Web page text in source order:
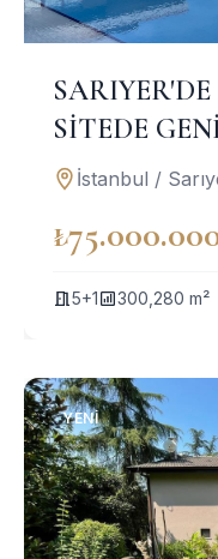
SİTEDE
BAHÇE
İstanbul /
5+1 300,280 m²
YENI